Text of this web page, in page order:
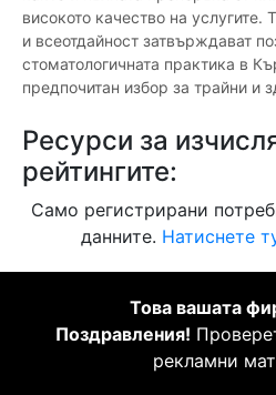
високото качество на
и всеотдайност затвърждават
стоматологичната практика в
предпочитан избор за трайни и
Ресурси за
рейтингите:
Само регистрирани
данните. Натиснете
Това вашата
Поздравления!
рекламни